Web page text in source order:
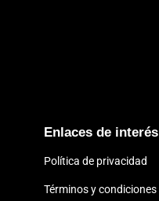
Enlaces de interés
Política de privacidad
Términos y condiciones